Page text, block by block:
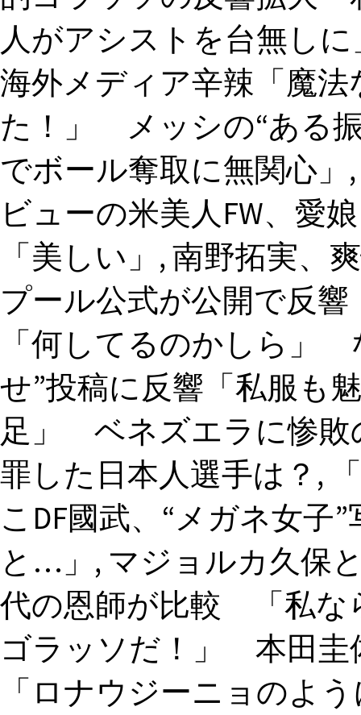
人がアシストを台無し
海外メディア辛辣「魔
た！」 メッシの“ある
でボール奪取に無関心
ビューの米美人FW、愛
「美しい」, 南野拓実、
プール公式が公開で反
「何してるのかしら」
せ”投稿に反響「私服も
足」 ベネズエラに惨敗
罪した日本人選手は？,
こDF國武、“メガネ女子
と…」, マジョルカ久保
代の恩師が比較 「私な
ゴラッソだ！」 本田圭
「ロナウジーニョのよ